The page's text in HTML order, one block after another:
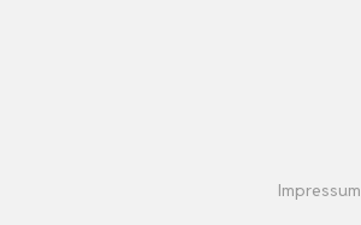
Impressum